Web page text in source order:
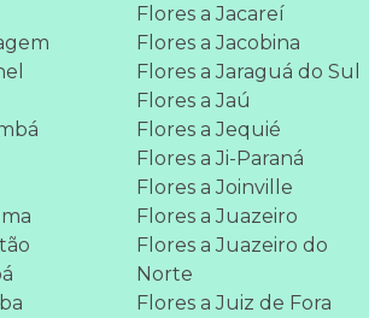
Flores a Jacareí
Flores a Jacobina
Flores a Jaraguá do Sul
Flores a Jaú
Flores a Jequié
Flores a Ji-Paraná
Flores a Joinville
Flores a Juazeiro
Flores a Juazeiro do
Norte
Flores a Juiz de Fora